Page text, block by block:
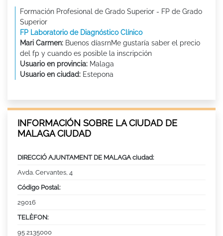
Formación Profesional de Grado Superior - FP de Grado
Superior
FP Laboratorio de Diagnóstico Clínico
Mari Carmen: Buenos díasrnMe gustaría saber el precio
del fp y cuando es posible la inscripción
Usuario en provincia: Malaga
Usuario en ciudad: Estepona
INFORMACIÓN SOBRE LA CIUDAD DE
MALAGA CIUDAD
DIRECCIÓ AJUNTAMENT DE MALAGA ciudad:
Avda. Cervantes, 4
Código Postal:
29016
TELÈFON:
95 2135000